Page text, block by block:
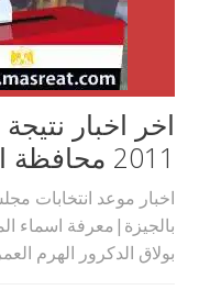
اخر اخبار
2011 محافظة الجيزة
بالجيزة|معرفة اسماء
بولاق الدكرور الهرم